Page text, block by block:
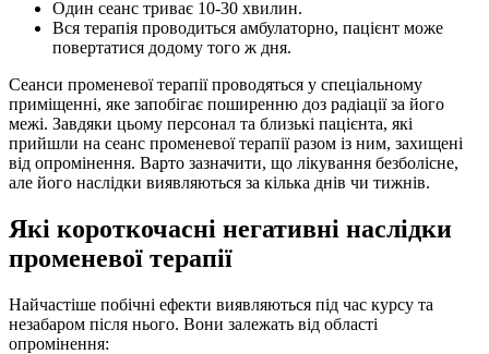
Один сеанс триває 10-30 хвилин.
Вся терапія проводиться амбулаторно, пацієнт може
повертатися додому того ж дня.
Сеанси променевої терапії проводяться у спеціальному
приміщенні, яке запобігає поширенню доз радіації за його
межі. Завдяки цьому персонал та близькі пацієнта, які
прийшли на сеанс променевої терапії разом із ним, захищені
від опромінення. Варто зазначити, що лікування безболісне,
але його наслідки виявляються за кілька днів чи тижнів.
Які короткочасні негативні наслідки
променевої терапії
Найчастіше побічні ефекти виявляються під час курсу та
незабаром після нього. Вони залежать від області
опромінення: